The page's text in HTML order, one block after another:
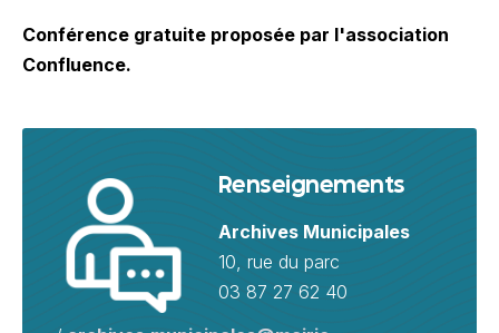
Conférence gratuite proposée par l'association
Confluence.
Renseignements
Archives Municipales
10, rue du parc
03 87 27 62 40